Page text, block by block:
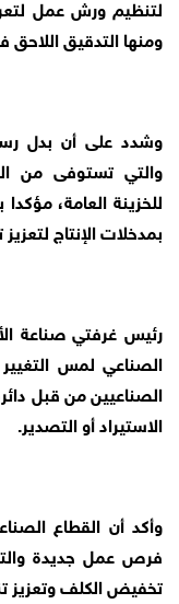
لتنظيم ورش عمل
ومنها التدقيق
والتي تستوفى من
للخزينة العامة،
بمدخلات الإنتاج
رئيس غرفتي صناعة
الصناعي لمس
الصناعيين من قبل
الاستيراد أو التصدير.
وأكد أن القطاع
فرص عمل جديدة
تخفيض الكلف وتعزيز